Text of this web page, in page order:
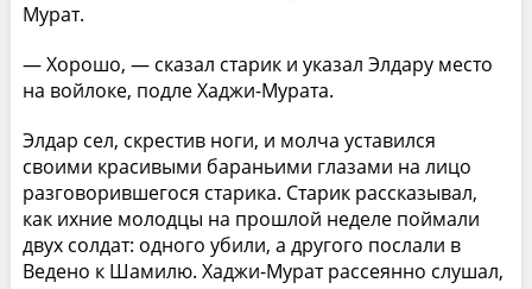
Мурат.
— Хорошо, — сказал старик и указал Элдару место
на войлоке, подле Хаджи-Мурата.
Элдар сел, скрестив ноги, и молча уставился
своими красивыми бараньими глазами на лицо
разговорившегося старика. Старик рассказывал,
как ихние молодцы на прошлой неделе поймали
двух солдат: одного убили, а другого послали в
Ведено к Шамилю. Хаджи-Мурат рассеянно слушал,